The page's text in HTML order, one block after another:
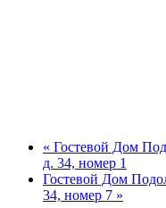
« Гостевой Дом
д. 34, номер 1
Гостевой Дом
34, номер 7 »